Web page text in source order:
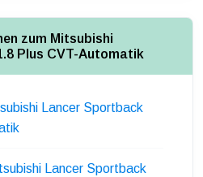
zum Mitsubishi
Plus CVT-Automatik
Lancer Sportback
Lancer Sportback